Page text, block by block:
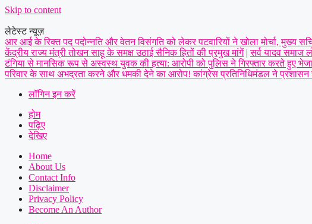
Skip to content
लेटेस्ट न्यूज़
आर आई के रिक्त पद पदोन्नति और वेतन विसंगति को लेकर पटवारियों ने खोला मोर्चा, मुख्य
केंद्रीय राज्य मंत्री तोखन साहू के समक्ष उठाई सैनिक हितों की प्रमुख मांगें | सर्व यादव समाज
टंगिया से मानसिक रूप से अस्वस्थ युवक की हत्या: आरोपी को पुलिस ने गिरफ्तार करते हुए
परिवार के साथ अभद्रता करने और धमकी देने का आरोप! कांग्रेस प्रतिनिधिमंडल ने प्रशासन
लॉगिन इन करें
होम
पढ़िए
देखिए
Home
About Us
Contact Info
Disclaimer
Privacy Policy
Become An Author